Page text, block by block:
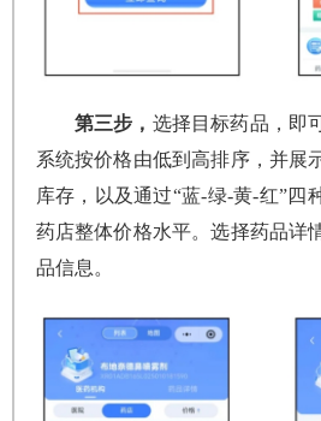
第三步， 选择目标药品，即
系统按价格由低到高排序，并展
库存，以及通过“蓝-绿-黄-红”四
药店整体价格水平。选择药品详
品信息。